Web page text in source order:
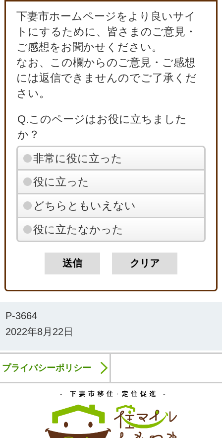
下妻市ホームページをより良いサイ
トにするために、皆さまのご意見・
ご感想をお聞かせください。
なお、この欄からのご意見・ご感想
には返信できませんのでご了承くだ
さい。
Q.このページはお役に立ちました
か？
非常に役に立った
役に立った
どちらともいえない
役に立たなかった
P-3664
2022年8月22日
プライバシーポリシー